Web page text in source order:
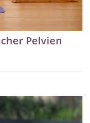
Pelvien